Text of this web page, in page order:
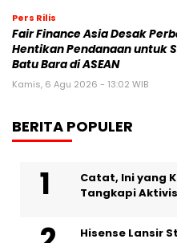
Pers Rilis
Fair Finance Asia Desak
Hentikan Pendanaan untuk
Batu Bara di ASEAN
Kamis, 6 Agu 2026 - 13:02 WIB
BERITA POPULER
Catat, Ini yang
Tangkapi
Hisense Lansir